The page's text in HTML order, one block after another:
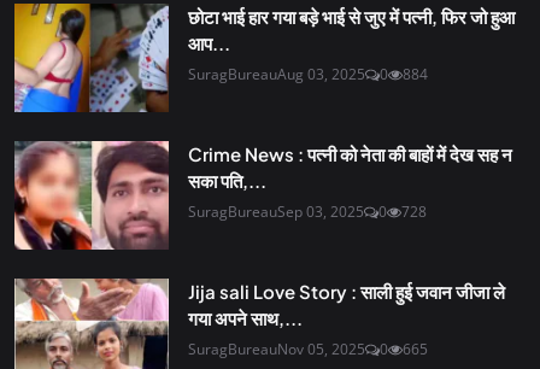
छोटा भाई हार गया बड़े भाई से जुए में पत्नी, फिर जो हुआ
आप...
SuragBureauAug 03, 2025 0 884
Crime News : पत्नी को नेता की बाहों में देख सह न
सका पति,...
SuragBureauSep 03, 2025 0 728
Jija sali Love Story : साली हुई जवान जीजा ले
गया अपने साथ,...
SuragBureauNov 05, 2025 0 665